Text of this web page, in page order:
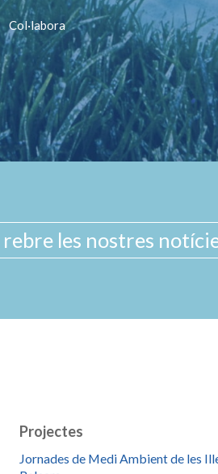
Col·labora
Projectes
Jornades de Medi Ambient de les